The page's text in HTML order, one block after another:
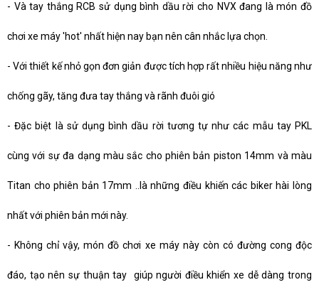
- Và tay thắng RCB sử dụng bình dầu rời cho NVX đang là món đồ
chơi xe máy 'hot' nhất hiện nay bạn nên cân nhắc lựa chọn.
-Với thiết kế nhỏ gọn đơn giản được tích hợp rất nhiều hiệu năng như
chống gãy, tăng đưa tay thắng và rãnh đuôi gió
-Đặc biệt là sử dụng bình dầu rời tương tự như các mẫu tay PKL
cùng với sự đa dạng màu sắc cho phiên bản piston 14mm và màu
Titan cho phiên bản 17mm ..là những điều khiến các biker hài lòng
nhất với phiên bản mới này.
- Không chỉ vậy, món đồ chơi xe máy này còn có đường cong độc
đáo, tạo nên sự thuận tay giúp người điều khiển xe dễ dàng trong